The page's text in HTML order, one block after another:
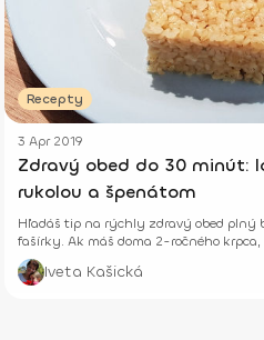
Recepty
3 Apr 2019
Zdravý obed do 30 minút:
rukolou a špenátom
Hľadáš tip na rýchly zdravý obed plný
fašírky. Ak máš doma 2-ročného
Iveta Kašická